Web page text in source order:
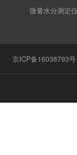
微量水分测定
京ICP备16038793号